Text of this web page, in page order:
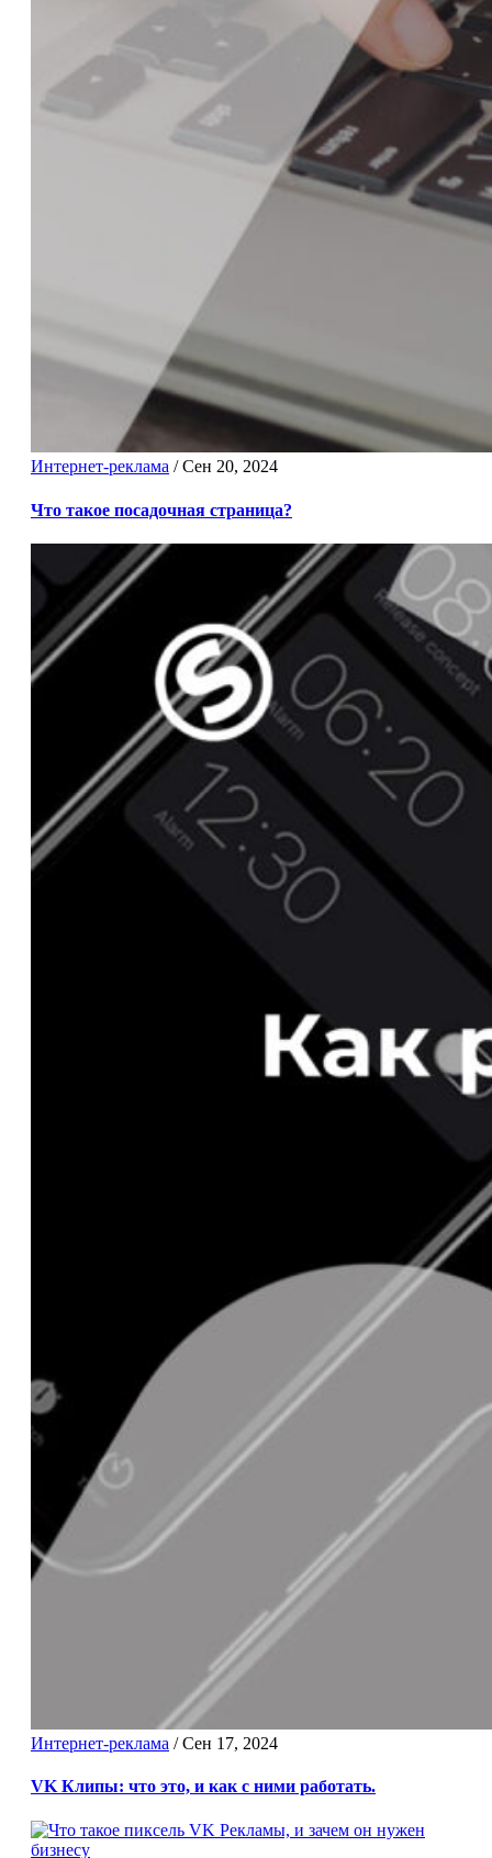
Интернет-реклама /Сен 20, 2024
Что такое посадочная страница?
Интернет-реклама /Сен 17, 2024
VK Клипы: что это, и как с ними работать.